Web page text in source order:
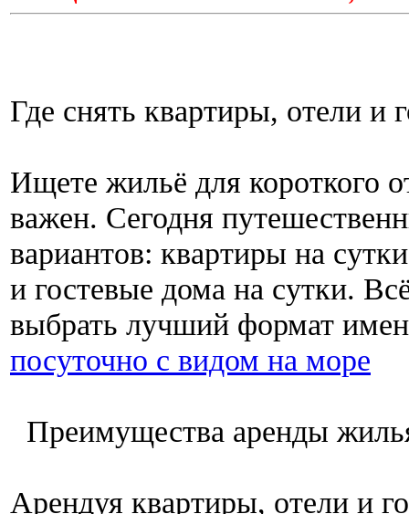
Где снять квартиры, отели и
Ищете жильё для короткого
важен. Сегодня
вариантов: квартиры на
и гостевые дома на сутки.
выбрать лучший формат
посуточно с видом на море
Преимущества аренды
Арендуя квартиры, отели и